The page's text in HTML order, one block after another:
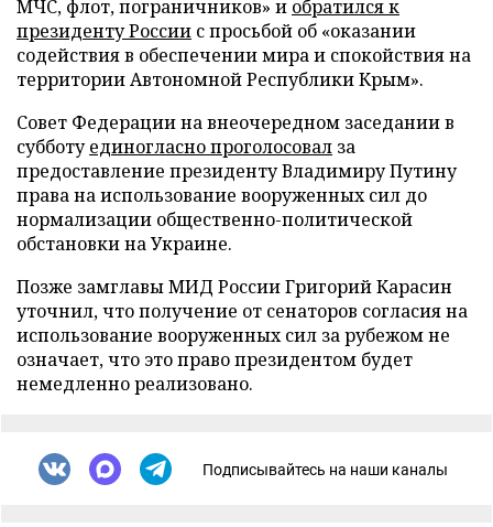
МЧС, флот, пограничников» и обратился к
президенту России с просьбой об «оказании
содействия в обеспечении мира и спокойствия на
территории Автономной Республики Крым».
Совет Федерации на внеочередном заседании в
субботуединогласно проголосовал за
предоставление президенту Владимиру Путину
права на использование вооруженных сил до
нормализации общественно-политической
обстановки на Украине.
Позже замглавы МИД России Григорий Карасин
уточнил, что получение от сенаторов согласия на
использование вооруженных сил за рубежом не
означает, что это право президентом будет
немедленно реализовано.
Подписывайтесь на наши каналы